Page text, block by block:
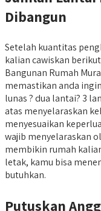
Dibangun
Setelah kuantitas
kalian cawiskan
Bangunan Rumah
memastikan anda
lunas ? dua lantai? 3
atas menyelaraskan
menyesuaikan
wajib menyelaraskan
membikin rumah
letak, kamu bisa
butuhkan.
Putuskan